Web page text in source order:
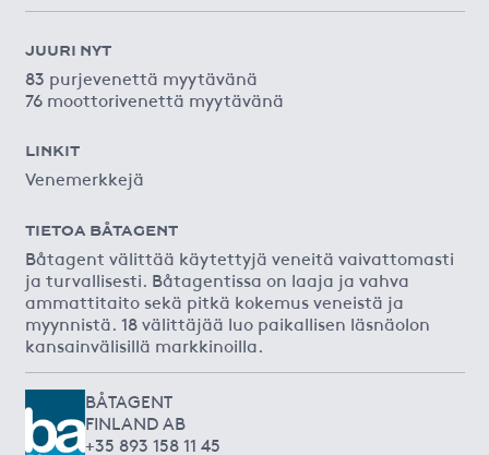
JUURI NYT
83 purjevenettä myytävänä
76 moottorivenettä myytävänä
LINKIT
Venemerkkejä
TIETOA BÅTAGENT
Båtagent välittää käytettyjä veneitä vaivattomasti
ja turvallisesti. Båtagentissa on laaja ja vahva
ammattitaito sekä pitkä kokemus veneistä ja
myynnistä. 18 välittäjää luo paikallisen läsnäolon
kansainvälisillä markkinoilla.
BÅTAGENT
FINLAND AB
+35 893 158 11 45